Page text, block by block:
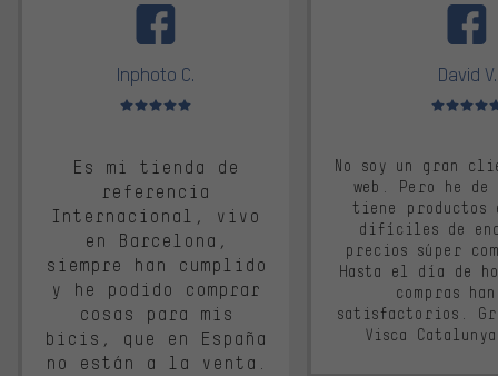
Inphoto C.
Valoración media: 5 de 5
Es mi tienda de
referencia
Internacional, vivo
en Barcelona,
siempre han cumplido
y he podido comprar
cosas para mis
bicis, que en España
no están a la venta.
David V.
Valoración
No soy un gran
web. Pero he
tiene productos
difíciles de
precios súper
Hasta el día de
compras
satisfactorios.
Visca